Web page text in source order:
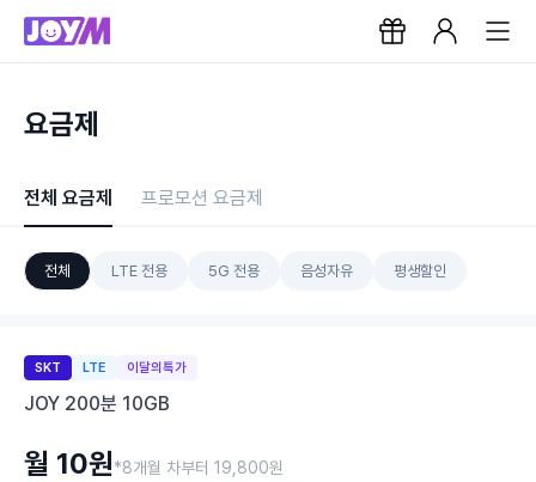
요금제
전체 요금제 프로모션 요금제
전체 LTE 전용 5G 전용 음성자유 평생할인
SKT LTE 이달의특가
JOY 200분 10GB
월 10원*8개월 차부터 19,800원